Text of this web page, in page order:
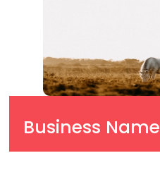
Business Name